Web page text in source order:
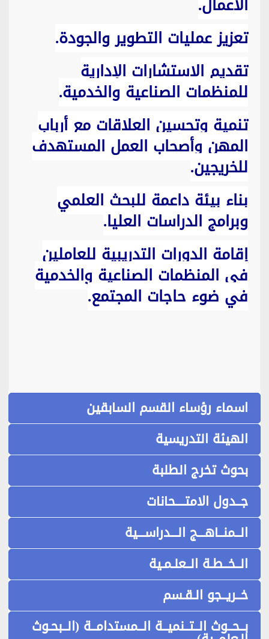
تعزيز عمليات التطوير والجودة.
تقديم الاستشارات الإدارية
للمنظمات الصناعية والخدمية.
تنمية وتحسين العلاقات مع أرباب
المهن وأصحاب العمل المستهدف
للخريجين.
بناء بيئة داعمة للبحث العلمي
وبرامج الدراسات العليا.
إقامة الدورات التدريبية للعاملين
في المنظمات الصناعية والخدمية
في ضوء حاجات المجتمع.
اسماء رؤساء القسم السابقين
الهيئة التدريسية
بحوث تخرج الطلبة
جــدول الامتــــحانات
الــمنــاهـــج الـــدراســـية
الــخــطـة الــعلـمـية
خــريــجو الـقـسم
بــحــوث الــتــنميــة الــمستدامــة (الــبحـوث